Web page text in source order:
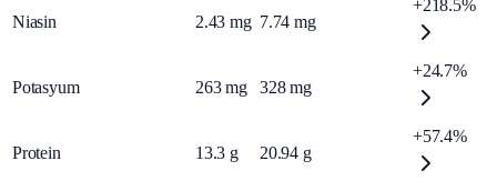
Niasin 2.43 mg 7.74 mg
+218.5%
Potasyum 263 mg 328 mg
+24.7%
Protein 13.3 g 20.94 g
+57.4%